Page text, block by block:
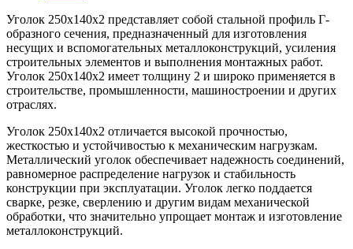
Уголок 250х140х2 представляет собой стальной профиль Г-
образного сечения, предназначенный для изготовления
несущих и вспомогательных металлоконструкций, усиления
строительных элементов и выполнения монтажных работ.
Уголок 250х140х2 имеет толщину 2 и широко применяется в
строительстве, промышленности, машиностроении и других
отраслях.
Уголок 250х140х2 отличается высокой прочностью,
жесткостью и устойчивостью к механическим нагрузкам.
Металлический уголок обеспечивает надежность соединений,
равномерное распределение нагрузок и стабильность
конструкции при эксплуатации. Уголок легко поддается
сварке, резке, сверлению и другим видам механической
обработки, что значительно упрощает монтаж и изготовление
металлоконструкций.